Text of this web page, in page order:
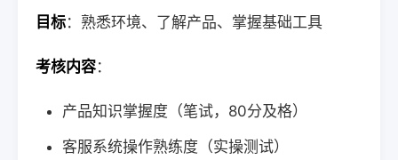
目标：熟悉环境、了解产品、掌握基础工具
考核内容：
产品知识掌握度（笔试，80分及格）
客服系统操作熟练度（实操测试）